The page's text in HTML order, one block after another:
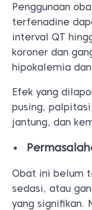
Penggunaan
terfenadine
interval QT
koroner dan
hipokalemia
Efek yang
pusing,
jantung, dan
Obat ini belum
sedasi, atau
yang signifikan.